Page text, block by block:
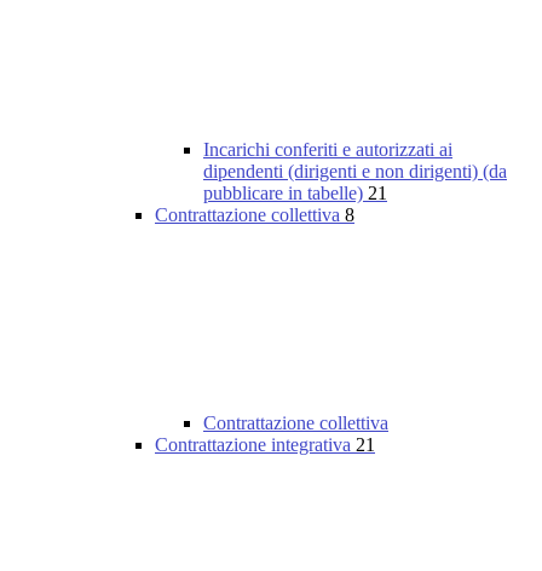
Incarichi conferiti e autorizzati ai
dipendenti (dirigenti e non dirigenti) (da
pubblicare in tabelle) 21
Contrattazione collettiva 8
Contrattazione collettiva
Contrattazione integrativa 21